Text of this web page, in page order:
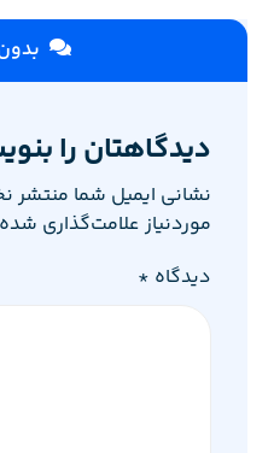
دیدگاهتان را
نشانی ایمیل شما منتشر
موردنیاز علامت‌گذاری
دیدگاه *